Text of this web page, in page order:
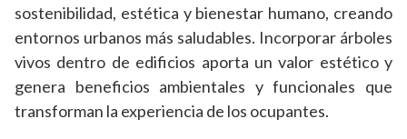
sostenibilidad, estética y bienestar humano, creando
entornos urbanos más saludables. Incorporar árboles
vivos dentro de edificios aporta un valor estético y
genera beneficios ambientales y funcionales que
transforman la experiencia de los ocupantes.